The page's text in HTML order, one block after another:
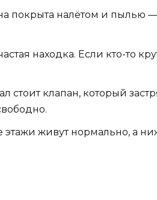
покрыта налётом и пылью
находка. Если кто-то
стоит клапан, который
этажи живут нормально, а